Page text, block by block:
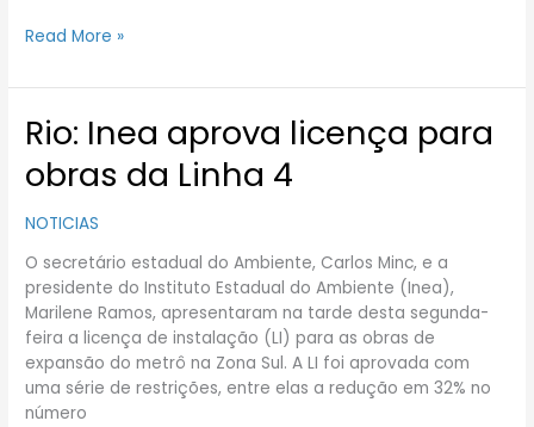
Read More »
Rio: Inea aprova licença para
obras da Linha 4
NOTICIAS
O secretário estadual do Ambiente, Carlos Minc, e a
presidente do Instituto Estadual do Ambiente (Inea),
Marilene Ramos, apresentaram na tarde desta segunda-
feira a licença de instalação (LI) para as obras de
expansão do metrô na Zona Sul. A LI foi aprovada com
uma série de restrições, entre elas a redução em 32% no
número
Rio:
Inea
aprova
para
da
Linha
4